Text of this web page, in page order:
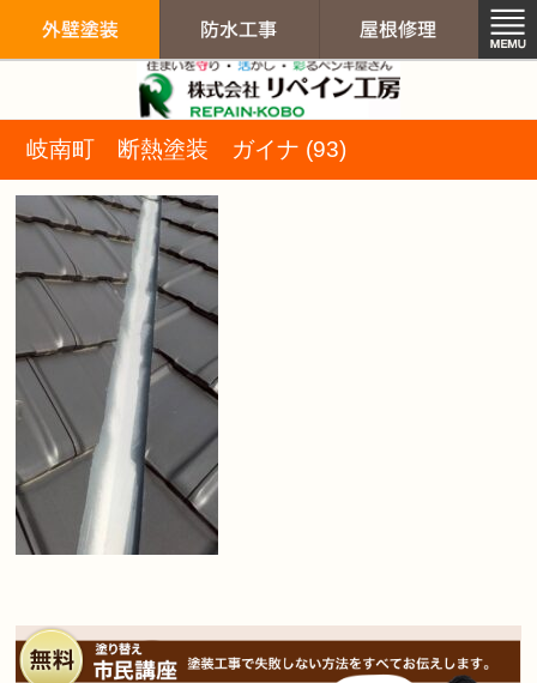
岐南町 断熱塗装 ガイナ (93)